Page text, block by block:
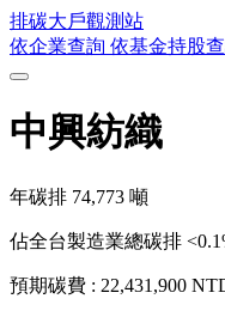
排碳大戶觀測站
依企業查詢 依基金持股
中興紡織
年碳排 74,773 噸
佔全台製造業總碳排
預期碳費 : 22,431,900